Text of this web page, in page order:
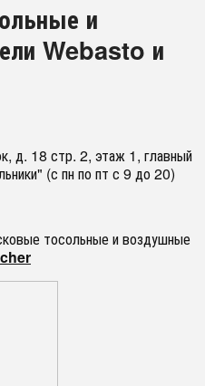
и
Webasto и
д. 18 стр. 2, этаж 1, главный
(с пн по пт с 9 до 20)
и воздушные